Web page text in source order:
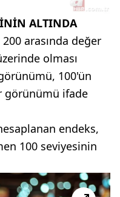
ALTINDA
arasında değer
olması
100'ün
görünümü ifade
endeks,
100 seviyesinin